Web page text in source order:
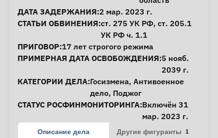
ДАТА ЗАДЕРЖАНИЯ:2 мар. 2023 г.
СТАТЬИ ОБВИНЕНИЯ:ст. 275 УК РФ, ст. 205.1
УК РФ ч. 1.1
ПРИГОВОР:17 лет строгого режима
ПРИМЕРНАЯ ДАТА ОСВОБОЖДЕНИЯ:5 нояб.
2039 г.
КАТЕГОРИИ ДЕЛА:Госизмена, Антивоенное
дело, Поджог
СТАТУС РОСФИНМОНИТОРИНГА:Включён 31
мар. 2023 г.
Описание дела Другие фигуранты 1